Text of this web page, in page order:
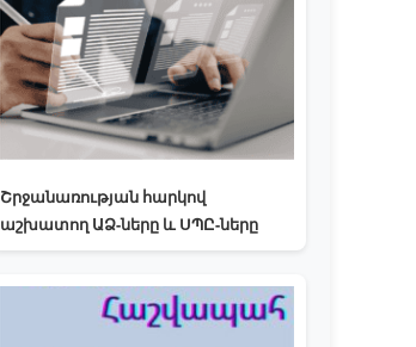
Շրջանառության հարկով
աշխատող ԱՁ-ները և ՍՊԸ-ները